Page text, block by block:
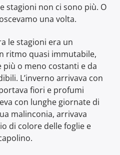
stagioni non ci sono più. O
una volta.
le stagioni era un
ritmo quasi immutabile,
o meno costanti e da
L’inverno arrivava con
fiori e profumi
con lunghe giornate di
malinconia, arrivava
di colore delle foglie e